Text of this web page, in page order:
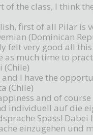
the class, I think
first of all Pilar is
(Dominican
felt very good all
as much time to
(Chile)
I have the
(Chile)
and of course
individuell auf die
Spass!
einzugehen und